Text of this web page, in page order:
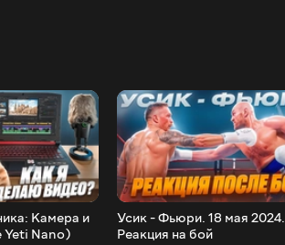
Камера и
Nano)
Усик - Фьюри. 18 мая 2024.
Реакция на бой